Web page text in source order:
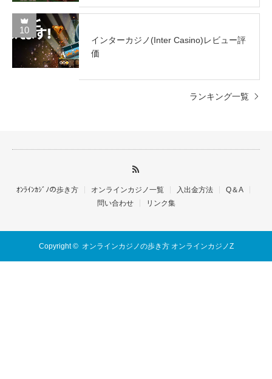
10
インターカジノ(Inter Casino)レビュー評
価
ランキング一覧
ｵﾝﾗｲﾝｶｼﾞﾉの歩き方 オンラインカジノ一覧 入出金方法
Q＆A
問い合わせ
リンク集
Copyright © オンラインカジノの歩き方 オンラインカジノZ